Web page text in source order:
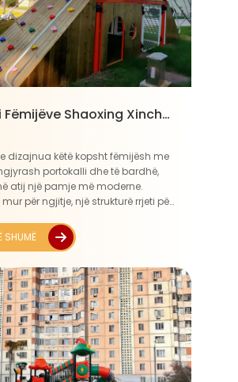
Kopshti i Fëmijëve Shaoxing Xinchang Chengnan
dizajnua këtë kopsht fëmijësh me
portokalli dhe të bardhë,
atij një pamje më moderne.
mur për ngjitje, një strukturë rrjeti për
ofruar fëmijëve një larmi
SHUMË